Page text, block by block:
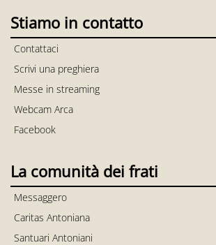
Stiamo in contatto
Contattaci
Scrivi una preghiera
Messe in streaming
Webcam Arca
Facebook
La comunità dei frati
Messaggero
Caritas Antoniana
Santuari Antoniani